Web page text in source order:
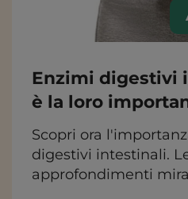
Enzimi digestivi
è la loro
Scopri ora
digestivi intestinali.
approfondimenti